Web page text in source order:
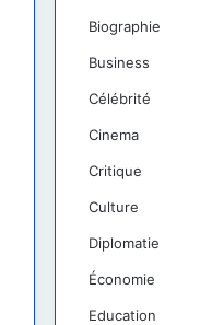
Biographie
Business
Célébrité
Cinema
Critique
Culture
Diplomatie
Économie
Education